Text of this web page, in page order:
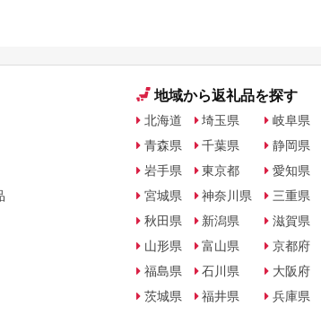
地域から返礼品を探す
北海道
青森県
岩手県
宮城県
秋田県
山形県
福島県
茨城県
埼玉県
千葉県
東京都
神奈川県
新潟県
富山県
石川県
福井県
岐阜県
静岡県
愛知県
三重県
滋賀県
京都府
大阪府
兵庫県